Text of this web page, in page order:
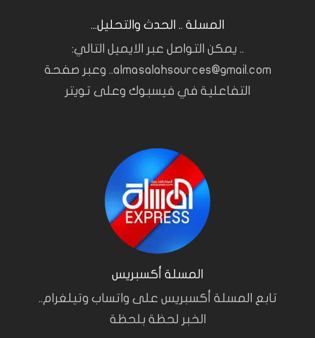
المسلة .. الحدث والتحليل...
.. يمكن التواصل عبر الايميل التالي:
almasalahsources@gmail.com.. وعبر صفحة
التفاعلية في فيسبوك وعلى تويتر
المسلة أكسبريس
تابع المسلة أكسبريس على واتساب وتيلغرام..
الخبر لحظة بلحظة